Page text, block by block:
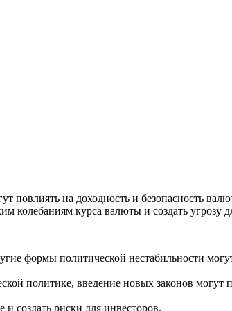
на доходность и безопасность
колебаниям курса валюты и создать угрозу
формы политической нестабильности
политике, введение новых законов
создать риски для инвесторов.